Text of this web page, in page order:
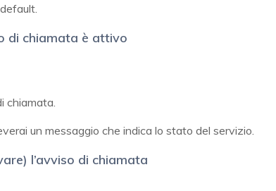
di chiamata è attivo
chiamata.
un messaggio che indica lo stato del servizio.
l’avviso di chiamata